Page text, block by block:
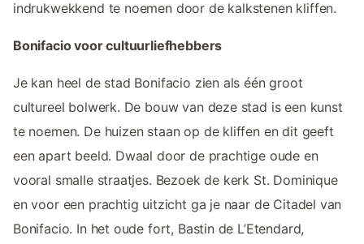
indrukwekkend te noemen door de kalkstenen kliffen.
Bonifacio voor cultuurliefhebbers
Je kan heel de stad Bonifacio zien als één groot
cultureel bolwerk. De bouw van deze stad is een kunst
te noemen. De huizen staan op de kliffen en dit geeft
een apart beeld. Dwaal door de prachtige oude en
vooral smalle straatjes. Bezoek de kerk St. Dominique
en voor een prachtig uitzicht ga je naar de Citadel van
Bonifacio. In het oude fort, Bastin de L’Etendard,